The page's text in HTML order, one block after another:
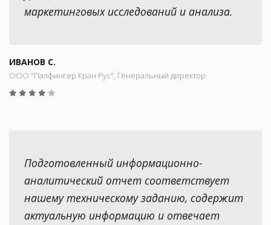
маркетинговых исследований и анализа.
ИВАНОВ С.
ООО "Палфингер Кран Рус", Генеральный директор
Подготовленный информационно-
аналитический отчет соответствует
нашему техническому заданию, содержит
актуальную информацию и отвечает